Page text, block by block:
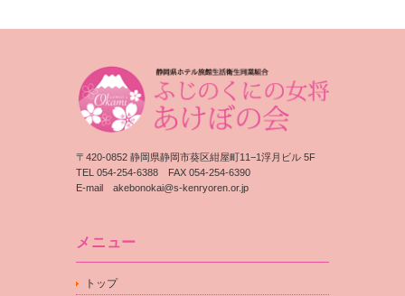
〒420-0852 静岡県静岡市葵区紺屋町11−1浮月ビル 5F
TEL 054-254-6388 FAX 054-254-6390
E-mail akebonokai@s-kenryoren.or.jp
メニュー
トップ